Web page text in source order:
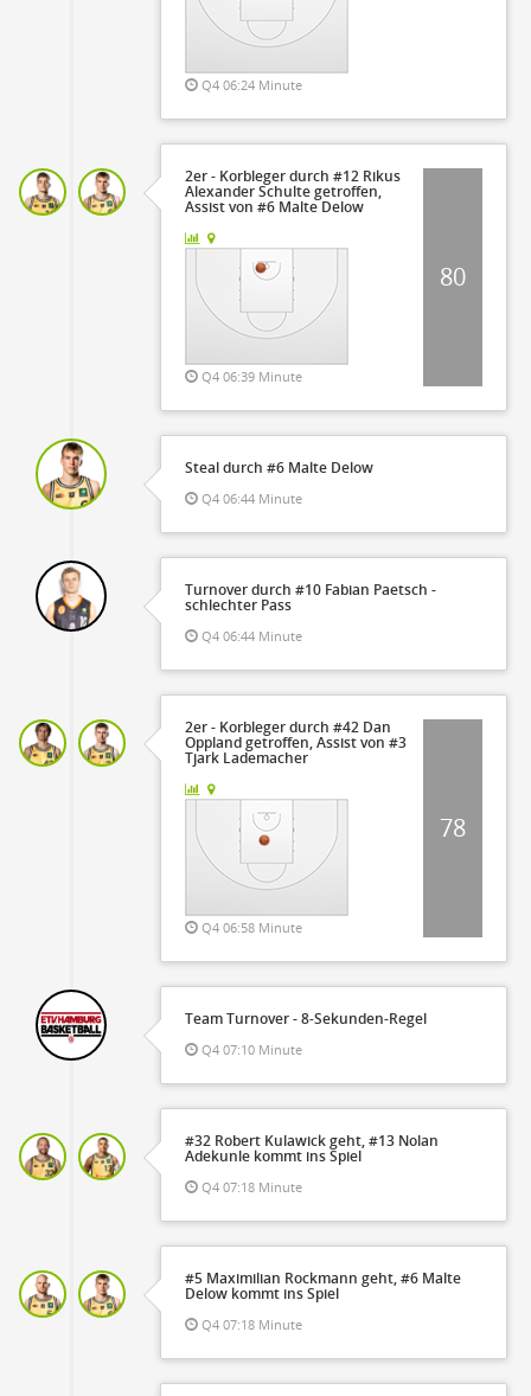
Q4 06:24 Minute
2er - Korbleger durch #12 Rikus
Alexander Schulte getroffen,
Assist von #6 Malte Delow
Q4 06:39 Minute
80
Steal durch #6 Malte Delow
Q4 06:44 Minute
Turnover durch #10 Fabian Paetsch -
schlechter Pass
Q4 06:44 Minute
2er - Korbleger durch #42 Dan
Oppland getroffen, Assist von #3
Tjark Lademacher
Q4 06:58 Minute
78
Team Turnover - 8-Sekunden-Regel
Q4 07:10 Minute
#32 Robert Kulawick geht, #13 Nolan
Adekunle kommt ins Spiel
Q4 07:18 Minute
#5 Maximilian Rockmann geht, #6 Malte
Delow kommt ins Spiel
Q4 07:18 Minute